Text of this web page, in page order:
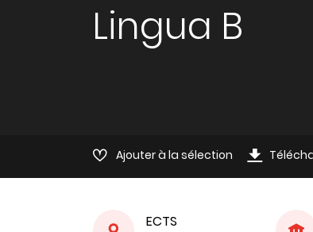
Lingua B
Ajouter à la sélection
ECTS